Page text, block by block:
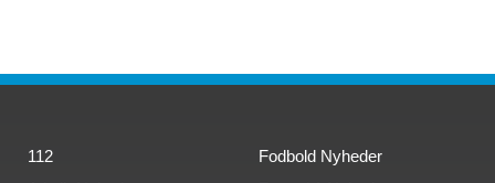
112
Fodbold Nyheder